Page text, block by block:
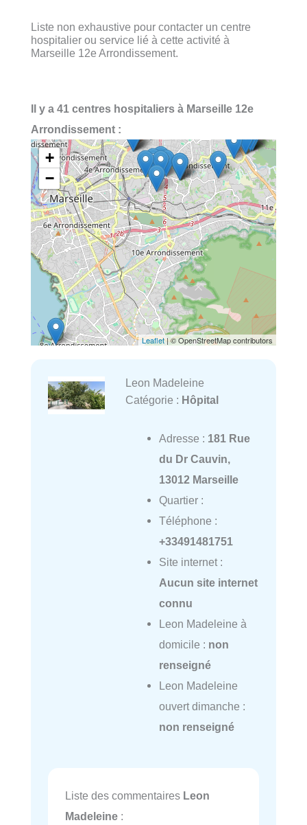
Liste non exhaustive pour contacter un centre
hospitalier ou service lié à cette activité à
Marseille 12e Arrondissement.
Il y a 41 centres hospitaliers à Marseille 12e
Arrondissement :
+
−
Leaflet| © OpenStreetMap contributors
Leon Madeleine
Catégorie : Hôpital
Adresse : 181 Rue
du Dr Cauvin,
13012 Marseille
Quartier :
Téléphone :
+33491481751
Site internet :
Aucun site internet
connu
Leon Madeleine à
domicile : non
renseigné
Leon Madeleine
ouvert dimanche :
non renseigné
Liste des commentaires Leon
Madeleine :